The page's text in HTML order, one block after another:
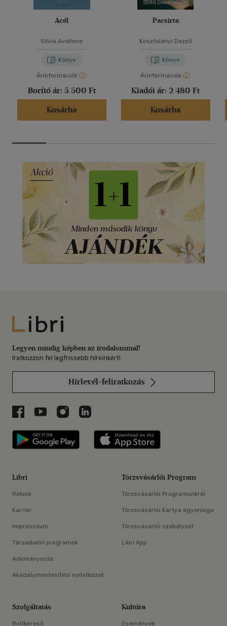
Acél
Silvia Avallone
Könyv
Árinformációk
Borító ár: 5 500 Ft
Kosárba
Pacsirta
Kosztolányi Dezső
Könyv
Árinformációk
Kiadói ár: 2 480 Ft
Kosárba
Libri
Legyen mindig képben az irodalommal!
Iratkozzon fel legfrissebb híreinkért!
Hírlevél-feliratkozás
Libri a Facebookon
Libri a Youtube-on
Libri az Instagramon
Libri a LinkedInen
Libri applikáció Szerezd meg: Google
Libri
Rólunk
Karrier
Impresszum
Társadalmi programok
Adományozás
Akadálymentesítési nyilatkozat
Törzsvásárlói Program
Törzsvásárlói Programunkról
Törzsvásárlói Kártya egyenlege
Törzsvásárlói szabályzat
Libri App
Szolgáltatás
Boltkereső
Kultúra
Események